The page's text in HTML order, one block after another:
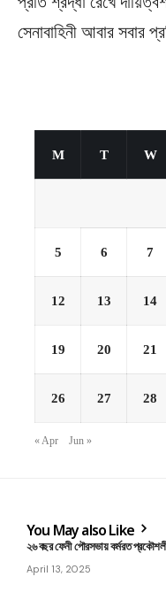
সেনাবাহিনী আবার সবার
M T W
5 6 7
12 13 14
19 20 21
26 27 28
« Apr Jun »
You May also Like
২৬ বছর ফেনী পৌরসভায় কর্মরত
April 13, 2025